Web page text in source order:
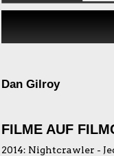
Dan Gilroy
FILME AUF
2014: Nightcrawler -